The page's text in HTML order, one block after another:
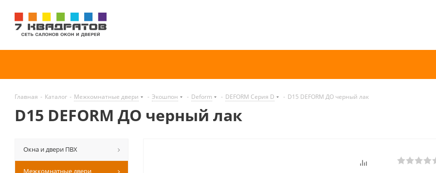
Главная - Каталог - Межкомнатные двери - Экошпон - Deform - DEFORM Серия D - D15 DEFORM ДО черный лак
D15 DEFORM ДО черный лак
Окна и двери ПВХ
Межкомнатные двери